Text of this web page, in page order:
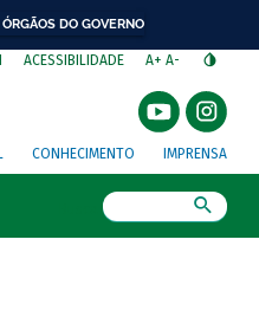
ÓRGÃOS DO GOVERNO
ACESSIBILIDADE A+ A-
CONHECIMENTO IMPRENSA